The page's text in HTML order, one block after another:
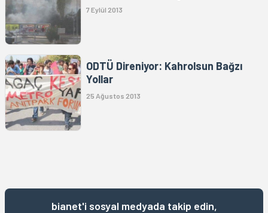
7 Eylül 2013
ODTÜ Direniyor: Kahrolsun Bağzı
Yollar
25 Ağustos 2013
bianet'i sosyal medyada takip edin,